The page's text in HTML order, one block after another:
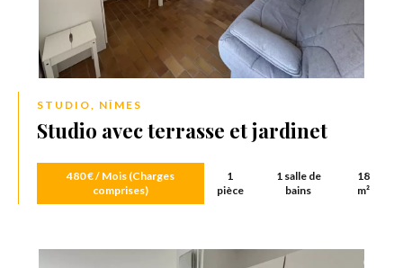
STUDIO, NÎMES
Studio avec terrasse et jardinet
480 € / Mois (Charges
comprises)
1
pièce
1 salle de
bains
18
m²